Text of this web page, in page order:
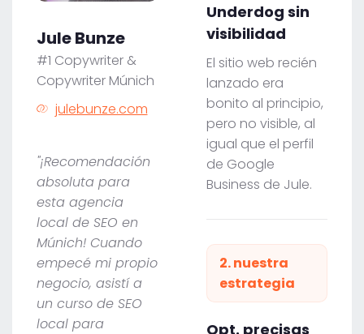
Jule Bunze
#1 Copywriter &
Copywriter Múnich
julebunze.com
"¡Recomendación
absoluta para
esta agencia
local de SEO en
Múnich! Cuando
empecé mi propio
negocio, asistí a
un curso de SEO
local para
Underdog sin
visibilidad
El sitio web recién
lanzado era
bonito al principio,
pero no visible, al
igual que el perfil
de Google
Business de Jule.
2. nuestra
estrategia
Opt. precisas